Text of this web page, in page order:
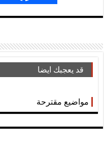
قد يعجبك ايضا
مواضيع مقترحة